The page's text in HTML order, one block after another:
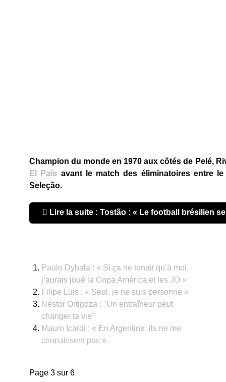
Champion du monde en 1970 aux côtés de Pelé,
El País avant le match des éliminatoires entre
Seleção.
Lire la suite : Tostão : « Le football brésilien
Paulo Dybala : « Si ça ne tenait qu’à moi,
j’aurais joué la Copa América et les JO »
Filipe Luis : « Seul, je ne suis personne »
Néstor Ortigoza : "Un entraîneur peut
changer ta vie"
Mauro Icardi : « En Argentine, ils ne me
connaissent pas »
Page 3 sur 6